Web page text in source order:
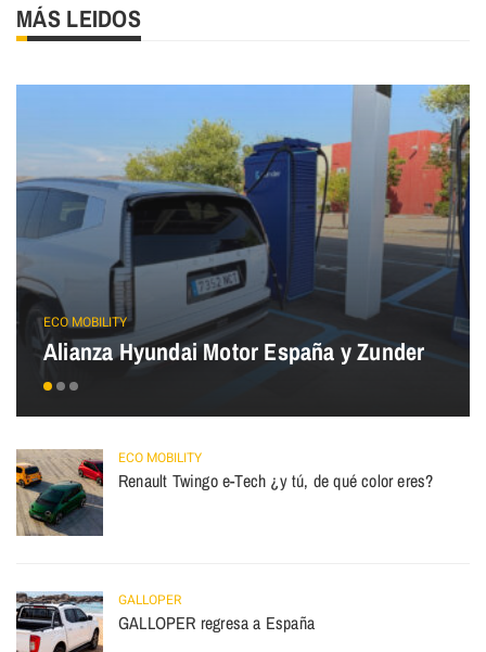
MÁS LEIDOS
ECO MOBILITY
Alianza Hyundai Motor España y Zunder
ECO MOBILITY
Renault Twingo e-Tech ¿y tú, de qué color eres?
GALLOPER
GALLOPER regresa a España